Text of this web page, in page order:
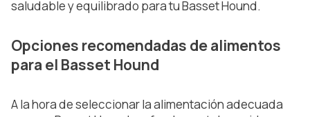
saludable y equilibrado para tu Basset Hound.
Opciones recomendadas de alimentos
para el Basset Hound
A la hora de seleccionar la alimentación adecuada